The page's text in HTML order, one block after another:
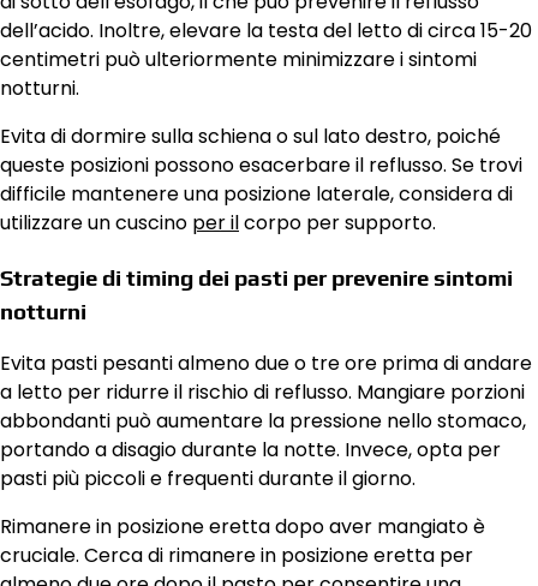
dell’acido. Inoltre, elevare la testa del letto di circa 15-20
centimetri può ulteriormente minimizzare i sintomi
notturni.
Evita di dormire sulla schiena o sul lato destro, poiché
queste posizioni possono esacerbare il reflusso. Se trovi
difficile mantenere una posizione laterale, considera di
utilizzare un cuscino per ilcorpo per supporto.
Strategie di timing dei pasti per prevenire sintomi
notturni
Evita pasti pesanti almeno due o tre ore prima di andare
a letto per ridurre il rischio di reflusso. Mangiare porzioni
abbondanti può aumentare la pressione nello stomaco,
portando a disagio durante la notte. Invece, opta per
pasti più piccoli e frequenti durante il giorno.
Rimanere in posizione eretta dopo aver mangiato è
cruciale. Cerca di rimanere in posizione eretta per